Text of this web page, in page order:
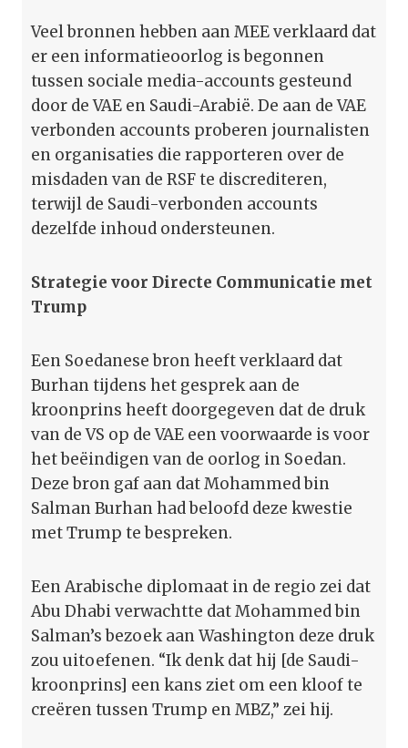
Veel bronnen hebben aan MEE verklaard dat
er een informatieoorlog is begonnen
tussen sociale media-accounts gesteund
door de VAE en Saudi-Arabië. De aan de VAE
verbonden accounts proberen journalisten
en organisaties die rapporteren over de
misdaden van de RSF te discrediteren,
terwijl de Saudi-verbonden accounts
dezelfde inhoud ondersteunen.
Strategie voor Directe Communicatie met
Trump
Een Soedanese bron heeft verklaard dat
Burhan tijdens het gesprek aan de
kroonprins heeft doorgegeven dat de druk
van de VS op de VAE een voorwaarde is voor
het beëindigen van de oorlog in Soedan.
Deze bron gaf aan dat Mohammed bin
Salman Burhan had beloofd deze kwestie
met Trump te bespreken.
Een Arabische diplomaat in de regio zei dat
Abu Dhabi verwachtte dat Mohammed bin
Salman’s bezoek aan Washington deze druk
zou uitoefenen. “Ik denk dat hij [de Saudi-
kroonprins] een kans ziet om een kloof te
creëren tussen Trump en MBZ,” zei hij.